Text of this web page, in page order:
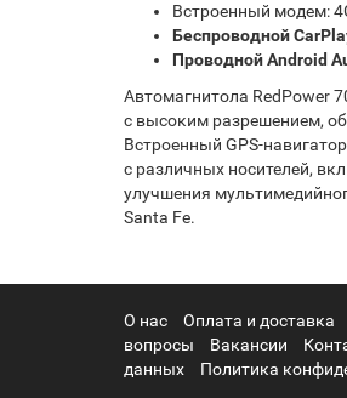
Встроенный модем:
Беспроводной
Проводной Android
Автомагнитола RedPower
с высоким разрешением,
Встроенный GPS-
с различных носителей,
улучшения
Santa Fe.
О нас Оплата и доставка
вопросы
Вакансии
данных
Политика